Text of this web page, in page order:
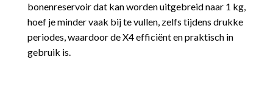
bonenreservoir dat kan worden uitgebreid naar 1 kg,
hoef je minder vaak bij te vullen, zelfs tijdens drukke
periodes, waardoor de X4 efficiënt en praktisch in
gebruik is.